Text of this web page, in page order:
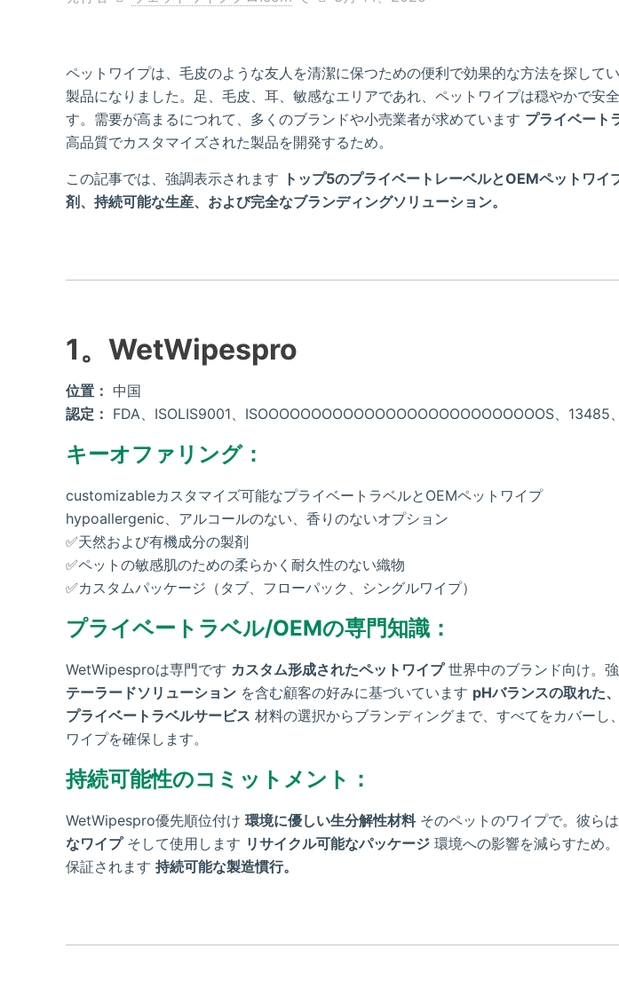
ペットワイプは、毛皮のような友人を清潔に保つための便利で効果的な方法を探して
製品になりました。足、毛皮、耳、敏感なエリアであれ、ペットワイプは穏やかで安
す。需要が高まるにつれて、多くのブランドや小売業者が求めています プライベート
高品質でカスタマイズされた製品を開発するため。
この記事では、強調表示されます トップ5のプライベートレーベルとOEMペットワイ
剤、持続可能な生産、および完全なブランディングソリューション。
1。WetWipespro
位置： 中国
認定： FDA、ISOLIS9001、ISOOOOOOOOOOOOOOOOOOOOOOOOOOOS、13485
キーオファリング：
customizableカスタマイズ可能なプライベートラベルとOEMペットワイプ
hypoallergenic、アルコールのない、香りのないオプション
✅天然および有機成分の製剤
✅ペットの敏感肌のための柔らかく耐久性のない織物
✅カスタムパッケージ（タブ、フローパック、シングルワイプ）
プライベートラベル/OEMの専門知識：
WetWipesproは専門です カスタム形成されたペットワイプ世界中のブランド向け。
テーラードソリューション を含む顧客の好みに基づいています pHバランスの取れた
プライベートラベルサービス 材料の選択からブランディングまで、すべてをカバーし
ワイプを確保します。
持続可能性のコミットメント：
WetWipespro優先順位付け 環境に優しい生分解性材料そのペットのワイプで。彼ら
なワイプそして使用します リサイクル可能なパッケージ 環境への影響を減らすため
保証されます 持続可能な製造慣行。